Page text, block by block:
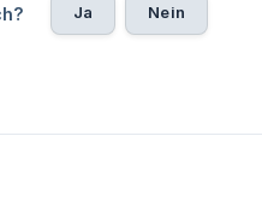
Ja Nein